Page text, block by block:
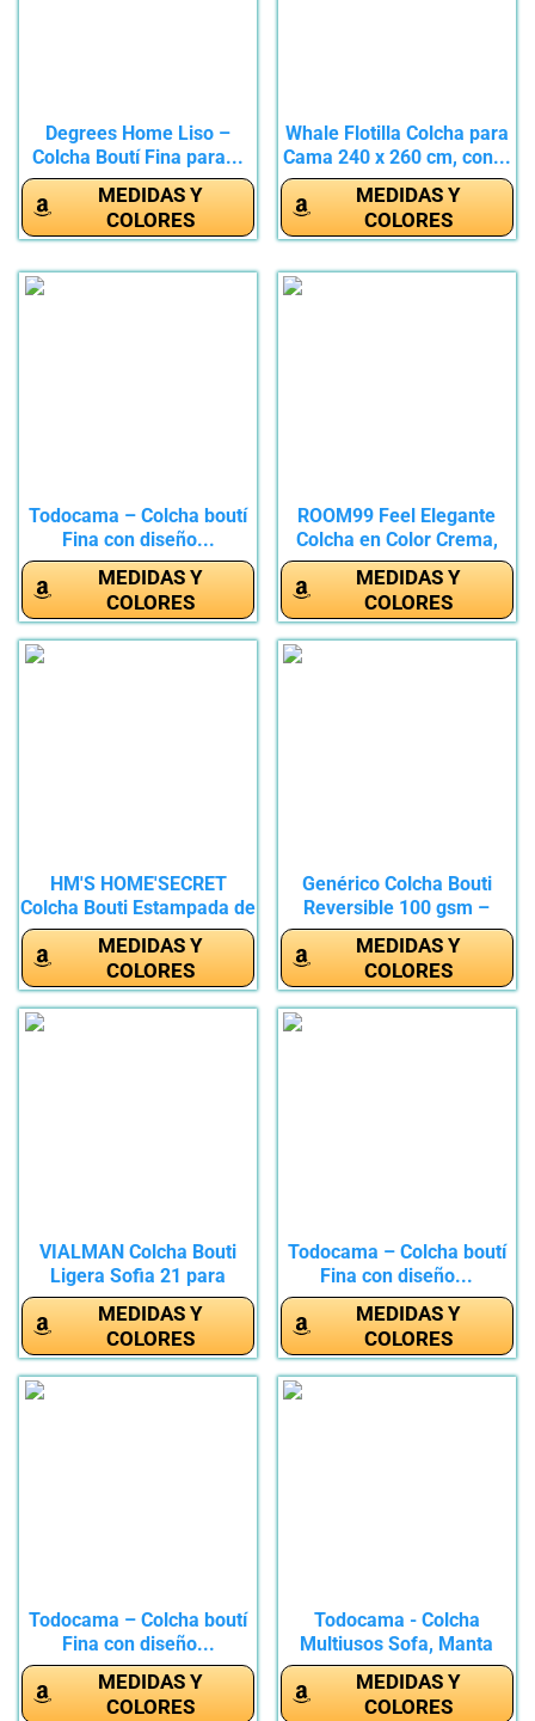
Degrees Home Liso –
Colcha Boutí Fina para...
MEDIDAS Y
COLORES
Whale Flotilla Colcha para
Cama 240 x 260 cm, con...
MEDIDAS Y
COLORES
Todocama – Colcha boutí
Fina con diseño...
MEDIDAS Y
COLORES
ROOM99 Feel Elegante
Colcha en Color Crema,
200 x...
MEDIDAS Y
COLORES
HM'S HOME'SECRET
Colcha Bouti Estampada de
100%...
MEDIDAS Y
COLORES
Genérico Colcha Bouti
Reversible 100 gsm –
100%...
MEDIDAS Y
COLORES
VIALMAN Colcha Bouti
Ligera Sofia 21 para
Cama...
MEDIDAS Y
COLORES
Todocama – Colcha boutí
Fina con diseño...
MEDIDAS Y
COLORES
Todocama – Colcha boutí
Fina con diseño...
MEDIDAS Y
COLORES
Todocama - Colcha
Multiusos Sofa, Manta
Foulard,...
MEDIDAS Y
COLORES